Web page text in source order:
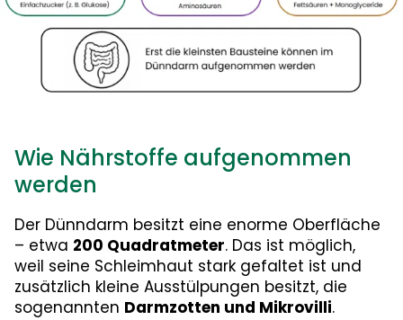
Wie Nährstoffe aufgenommen
werden
Der Dünndarm besitzt eine enorme Oberfläche
– etwa 200 Quadratmeter. Das ist möglich,
weil seine Schleimhaut stark gefaltet ist und
zusätzlich kleine Ausstülpungen besitzt, die
sogenannten Darmzotten und Mikrovilli.